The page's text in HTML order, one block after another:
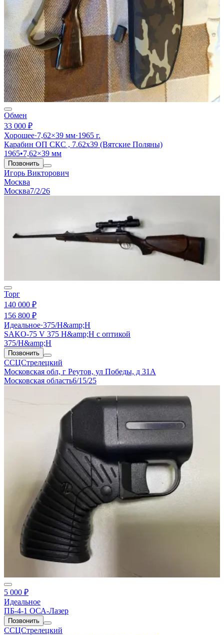
Обмен
33 000 ₽
Хорошее·7,62×39 мм·1965 г.
Карабин ОП СКС , 7.62х39 (Вятские Поляны)
1965•7,62×39 мм
Позвонить
Игорь Викторович
Москва
Москва7/2/26
Торг
140 000 ₽
156 800 ₽
Идеальное·375/H&amp;H
SAKO-75 V 375 H&amp;H с оптикой
375/H&amp;H
Позвонить
ССЦСтрелецкий
Московская обл, г Реутов, ул Победы, д 31А
Московская область6/15/25
5 000 ₽
Идеальное
ПБ-4-1 ОСА-Лазер
Позвонить
ССЦСтрелецкий